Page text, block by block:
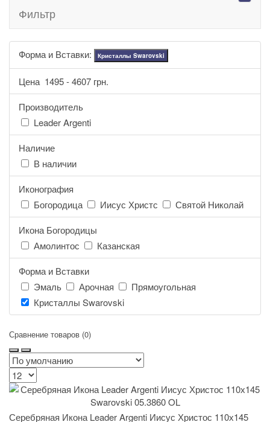
Фильтр
Форма и Вставки: Кристаллы Swarovski
Цена 1495-4607 грн.
Производитель
Leader Argenti
Наличие
В наличии
Иконография
Богородица
Иисус Христс
Святой Николай
Икона Богородицы
Амолинтос
Казанская
Форма и Вставки
Эмаль
Арочная
Прямоугольная
Кристаллы Swarovski
Сравнение товаров (0)
Серебряная Икона Leader Argenti Иисус Христос 110х145